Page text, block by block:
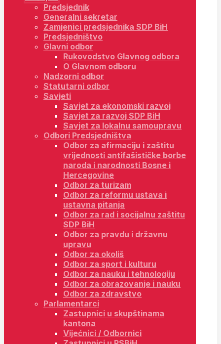
Predsjednik
Generalni sekretar
Zamjenici predsjednika SDP BiH
Predsjedništvo
Glavni odbor
Rukovodstvo Glavnog odbora
O Glavnom odboru
Nadzorni odbor
Statutarni odbor
Savjeti
Savjet za ekonomski razvoj
Savjet za razvoj SDP BiH
Savjet za lokalnu samoupravu
Odbori Predsjedništva
Odbor za afirmaciju i zaštitu
vrijednosti antifašističke borbe
naroda i narodnosti Bosne i
Hercegovine
Odbor za turizam
Odbor za reformu ustava i
ustavna pitanja
Odbor za rad i socijalnu zaštitu
SDP BiH
Odbor za pravdu i državnu
upravu
Odbor za okoliš
Odbor za sport i kulturu
Odbor za nauku i tehnologiju
Odbor za obrazovanje i nauku
Odbor za zdravstvo
Parlamentarci
Zastupnici u skupštinama
kantona
Vijećnici / Odbornici